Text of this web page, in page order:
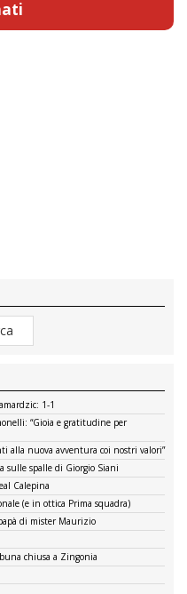
1-1
“Gioia e gratitudine per
alla nuova avventura coi nostri valori”
sulle spalle di Giorgio Siani
Calepina
(e in ottica Prima squadra)
di mister Maurizio
chiusa a Zingonia